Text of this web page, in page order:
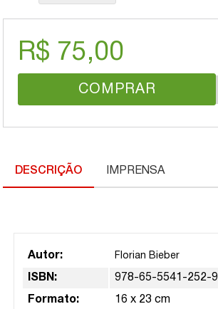
R$ 75,00
COMPRAR
DESCRIÇÃO IMPRENSA
Autor: Florian Bieber
ISBN: 978-65-5541-252-9
Formato: 16 x 23 cm